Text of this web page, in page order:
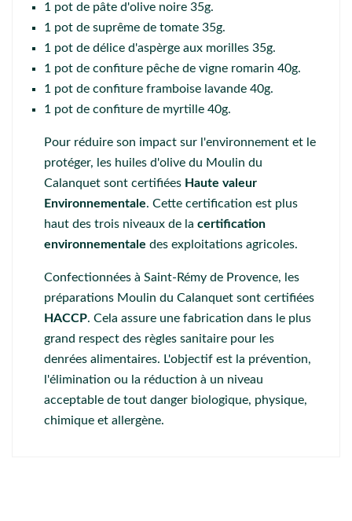
1 pot de pâte d'olive noire 35g.
1 pot de suprême de tomate 35g.
1 pot de délice d'aspèrge aux morilles 35g.
1 pot de confiture pêche de vigne romarin 40g.
1 pot de confiture framboise lavande 40g.
1 pot de confiture de myrtille 40g.
Pour réduire son impact sur l'environnement et le
protéger, les huiles d'olive du Moulin du
Calanquet sont certifiées Haute valeur
Environnementale. Cette certification est plus
haut des trois niveaux de la certification
environnementale des exploitations agricoles.
Confectionnées à Saint-Rémy de Provence, les
préparations Moulin du Calanquet sont certifiées
HACCP. Cela assure une fabrication dans le plus
grand respect des règles sanitaire pour les
denrées alimentaires. L'objectif est la prévention,
l'élimination ou la réduction à un niveau
acceptable de tout danger biologique, physique,
chimique et allergène.